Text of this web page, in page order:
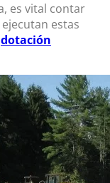
es vital contar
estas
dotación